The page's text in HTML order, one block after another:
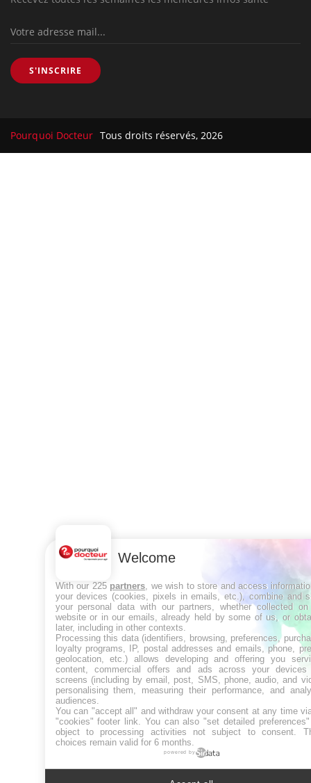
S'INSCRIRE
Pourquoi Docteur Tous droits réservés, 2026
Welcome
With our 225 partners , we wish to store and access
your devices (cookies, pixels in emails, etc.), combine and
your personal data with our partners, whether collected
website or in our emails, already held by some of us, or
later, including in other contexts.
Processing this data (identifiers, browsing, preferences,
loyalty programs, IP, postal addresses and emails, phone,
geolocation, etc.) allows developing and offering you
content, commercial offers and ads across your devices
screens (including by email, post, SMS, phone, audio, and
personalising them, measuring their performance, and
audiences.
You can "accept all" and withdraw your consent at any time
"cookies" footer link . You can also "set detailed
object to processing activities not subject to consent.
choices remain valid for 6 months.
powered by